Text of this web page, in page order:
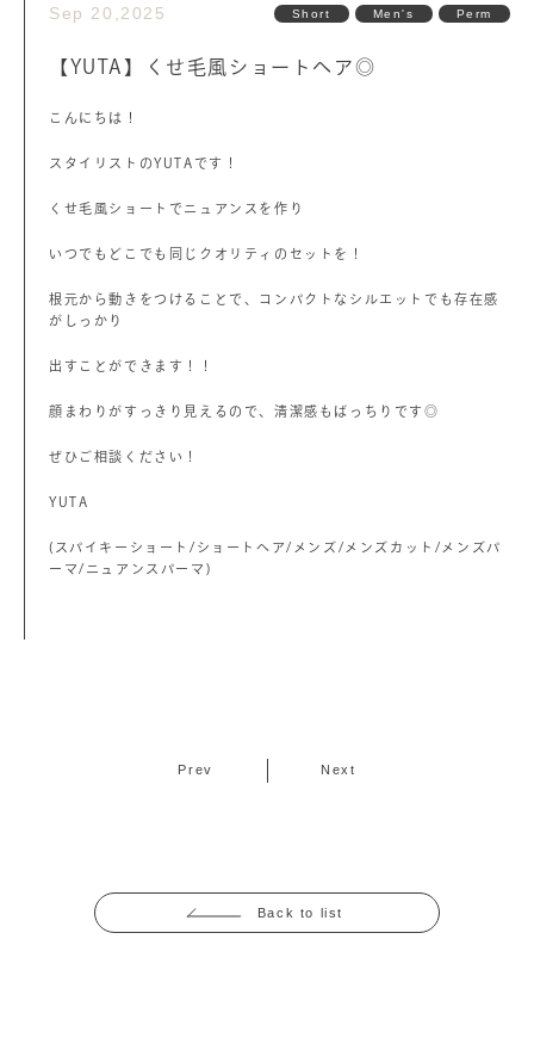
Sep 20,2025 Short Men's Perm
【YUTA】くせ毛風ショートヘア◎
こんにちは！
スタイリストのYUTAです！
くせ毛風ショートでニュアンスを作り
いつでもどこでも同じクオリティのセットを！
根元から動きをつけることで、コンパクトなシルエットでも存在感
がしっかり
出すことができます！！
顔まわりがすっきり見えるので、清潔感もばっちりです◎
ぜひご相談ください！
YUTA
(スパイキーショート/ショートヘア/メンズ/メンズカット/メンズパ
ーマ/ニュアンスパーマ)
Prev Next
Back to list